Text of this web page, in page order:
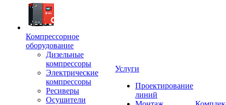
Компрессорное
оборудование
Дизельные
компрессоры
Электрические
компрессоры
Ресиверы
Осушители
Услуги
Проектирование
линий